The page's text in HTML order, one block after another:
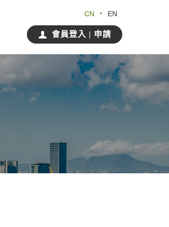
CN EN
會員登入 | 申請